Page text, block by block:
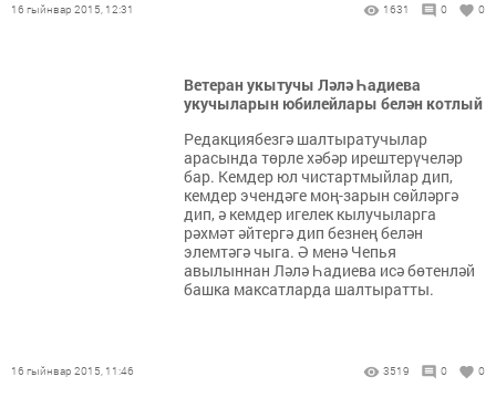
16 гыйнвар 2015, 12:31 1631 0 0
Ветеран укытучы Ләлә Һадиева
укучыларын юбилейлары белән котлый
Редакциябезгә шалтыратучылар
арасында төрле хәбәр ирештерүчеләр
бар. Кемдер юл чистартмыйлар дип,
кемдер эчендәге моң-зарын сөйләргә
дип, ә кемдер игелек кылучыларга
рәхмәт әйтергә дип безнең белән
элемтәгә чыга. Ә менә Чепья
авылыннан Ләлә Һадиева исә бөтенләй
башка максатларда шалтыратты.
16 гыйнвар 2015, 11:46 3519 0 0